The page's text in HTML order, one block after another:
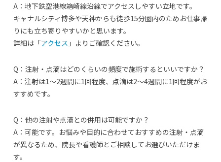
A：地下鉄空港線箱崎線沿線でアクセスしやすい立地です。
キャナルシティ博多や天神からも徒歩15分圏内のためお仕事帰
りにも立ち寄りやすいかと思います。
詳細は「アクセス 」よりご確認ください。
Q：注射・点滴はどのくらいの頻度で施術するといいですか？
A：注射は1～2週間に1回程度、点滴は2～4週間に1回程度がお
すすめです。
Q：他の注射や点滴との併用は可能ですか？
A：可能です。お悩みや目的に合わせておすすめの注射・点滴
が異なるため、院長や看護師とご相談してお選びいただけま
す。